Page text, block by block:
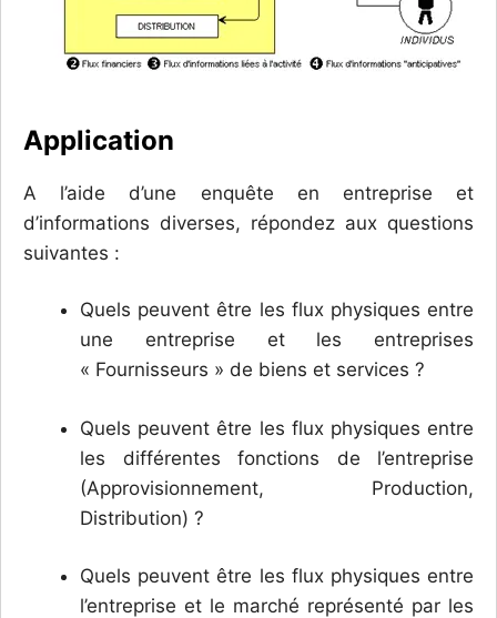
Application
A l’aide d’une enquête en entreprise et
d’informations diverses, répondez aux questions
suivantes :
Quels peuvent être les flux physiques entre
une entreprise et les entreprises
« Fournisseurs » de biens et services ?
Quels peuvent être les flux physiques entre
les différentes fonctions de l’entreprise
(Approvisionnement, Production,
Distribution) ?
Quels peuvent être les flux physiques entre
l’entreprise et le marché représenté par les